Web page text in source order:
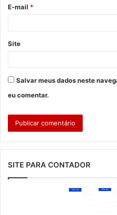
*
E-mail *
Site
Salvar meus dados neste
eu comentar.
SITE PARA CONTADOR